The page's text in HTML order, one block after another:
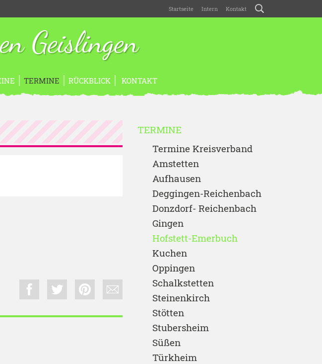
Startseite Intern Kontakt
Geislingen
TERMINE RÜCKBLICK KONTAKT
TERMINE
Termine Kreisverband
Amstetten
Aufhausen
Deggingen-Reichenbach
Donzdorf- Reichenbach
Gingen
Hofstett-Emerbuch
Kuchen
Oppingen
Schalkstetten
Steinenkirch
Stötten
Stubersheim
Süßen
Türkheim